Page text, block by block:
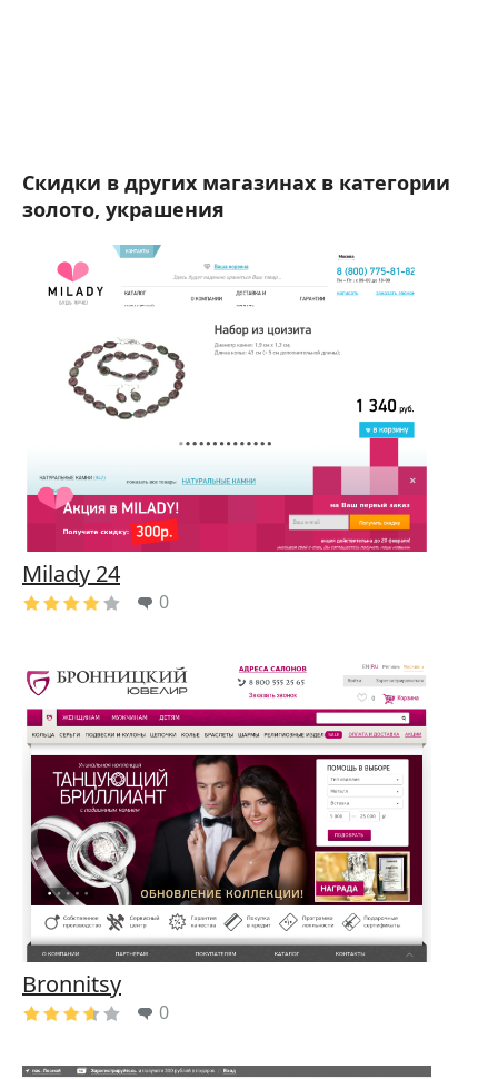
Скидки в других магазинах в категории
золото, украшения
Milady 24
0
Bronnitsy
0